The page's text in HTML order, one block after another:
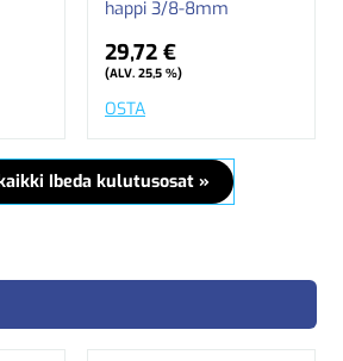
happi 3/8-8mm
29,72 €
(ALV. 25,5 %)
OSTA
Ibeda kulutusosat »